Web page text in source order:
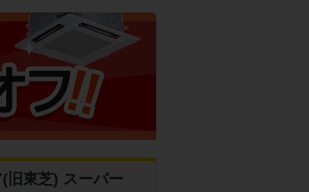
旧東芝) スーパー